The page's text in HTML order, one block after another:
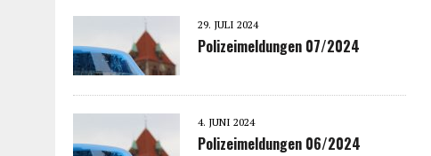
29. JULI 2024
Polizeimeldungen 07/2024
4. JUNI 2024
Polizeimeldungen 06/2024